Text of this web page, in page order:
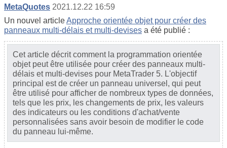
MetaQuotes 2021.12.22 16:59
Un nouvel articleApproche orientée objet pour créer des
panneaux multi-délais et multi-devises a été publié :
Cet article décrit comment la programmation orientée
objet peut être utilisée pour créer des panneaux multi-
délais et multi-devises pour MetaTrader 5. L'objectif
principal est de créer un panneau universel, qui peut
être utilisé pour afficher de nombreux types de données,
tels que les prix, les changements de prix, les valeurs
des indicateurs ou les conditions d'achat/vente
personnalisées sans avoir besoin de modifier le code
du panneau lui-même.